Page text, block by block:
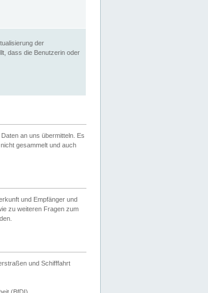
der
dass die Benutzerin oder
an uns übermitteln. Es
gesammelt und auch
und Empfänger und
zu weiteren Fragen zum
und Schifffahrt